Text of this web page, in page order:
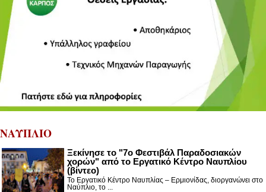
ΝΑΥΠΛΙΟ
Ξεκίνησε το "7ο Φεστιβάλ Παραδοσιακών
χορών" από το Εργατικό Κέντρο Ναυπλίου
(βίντεο)
Το Εργατικό Κέντρο Ναυπλίας – Ερμιονίδας, διοργανώνει στο
Ναύπλιο, το ...